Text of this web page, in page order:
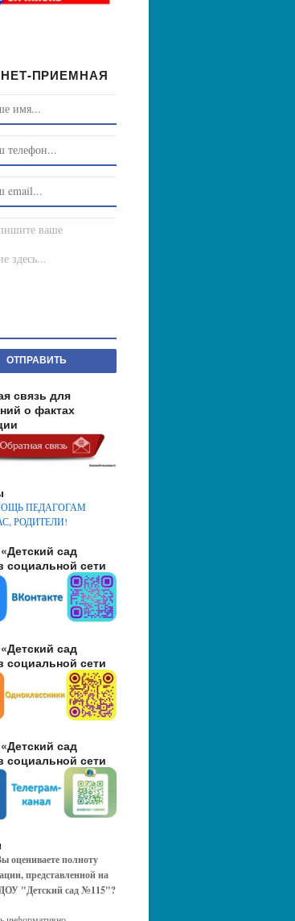
ПРИЕМНАЯ
ваше
здесь...
ОТПРАВИТЬ
связь для
о фактах
ПЕДАГОГАМ
РОДИТЕЛИ!
сад
социальной сети
сад
социальной сети
сад
социальной сети
оцениваете полноту
представленной на
"Детский сад №115"?